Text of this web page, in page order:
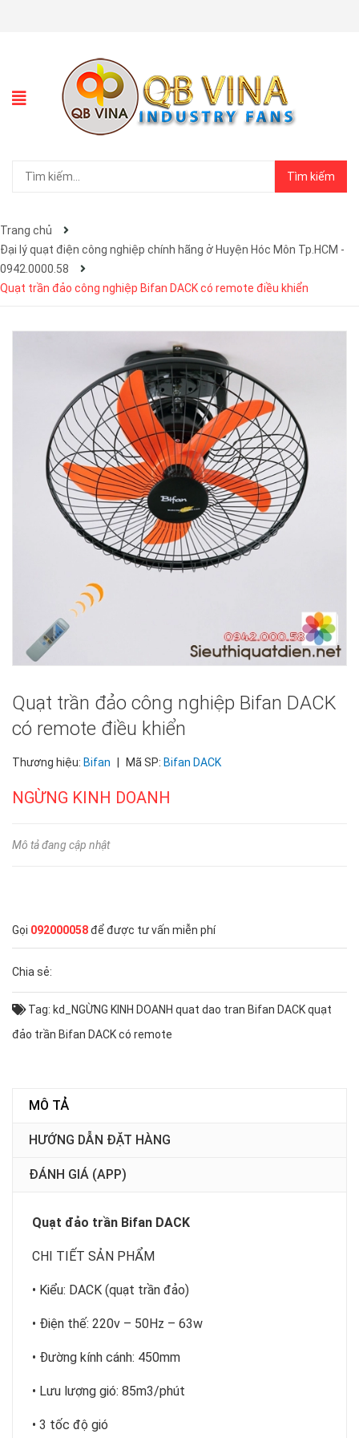
Tìm kiếm
Trang chủ
Đại lý quạt điện công nghiệp chính hãng ở Huyện Hóc Môn Tp.HCM -
0942.0000.58
Quạt trần đảo công nghiệp Bifan DACK có remote điều khiển
Quạt trần đảo công nghiệp Bifan DACK
có remote điều khiển
Thương hiệu: Bifan Mã SP: Bifan DACK
NGỪNG KINH DOANH
Mô tả đang cập nhật
Gọi 092000058để được tư vấn miễn phí
Chia sẻ:
Tag: kd_NGỪNG KINH DOANH quat dao tran Bifan DACKquạt
đảo trần Bifan DACK có remote
MÔ TẢ
HƯỚNG DẪN ĐẶT HÀNG
ĐÁNH GIÁ (APP)
Quạt đảo trần Bifan DACK
CHI TIẾT SẢN PHẨM
• Kiểu: DACK (quạt trần đảo)
• Điện thế: 220v – 50Hz – 63w
• Đường kính cánh: 450mm
• Lưu lượng gió: 85m3/phút
• 3 tốc độ gió